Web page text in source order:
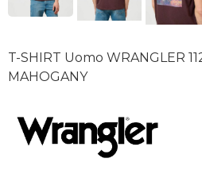
T-SHIRT Uomo WRANGLER
MAHOGANY